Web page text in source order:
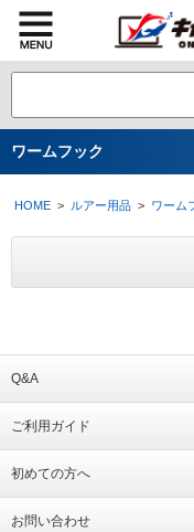
ワームフック
HOME > ルアー用品 > ワーム
Q&A
ご利用ガイド
初めての方へ
お問い合わせ